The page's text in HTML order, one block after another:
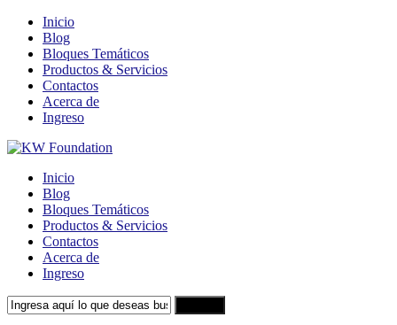
Inicio
Blog
Bloques Temáticos
Productos & Servicios
Contactos
Acerca de
Ingreso
Inicio
Blog
Bloques Temáticos
Productos & Servicios
Contactos
Acerca de
Ingreso